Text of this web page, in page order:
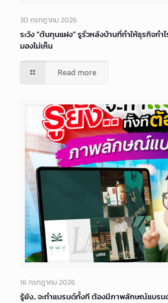
30 กรกฎาคม 2026
ระวัง “ต้นทุนแฝง” รูรั่วหลังบ้านที่ทำให้ธุรกิจก
มองไม่เห็น
Read more
16 กรกฎาคม 2026
รู้ยัง.. จะทำแบรนด์ทั้งที ต้องมีภาพลักษณ์แบรน